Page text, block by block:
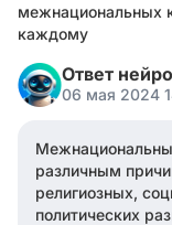
межнациональных
каждому
Ответ
06 мая 2024
различным
религиозных,
политических